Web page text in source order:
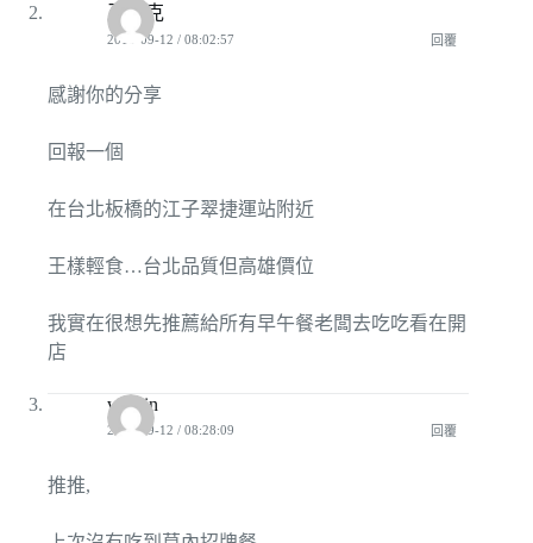
王維克
2010-09-12 / 08:02:57 回覆
感謝你的分享
回報一個
在台北板橋的江子翠捷運站附近
王樣輕食…台北品質但高雄價位
我實在很想先推薦給所有早午餐老闆去吃吃看在開
店
waitlin
2010-09-12 / 08:28:09 回覆
推推,